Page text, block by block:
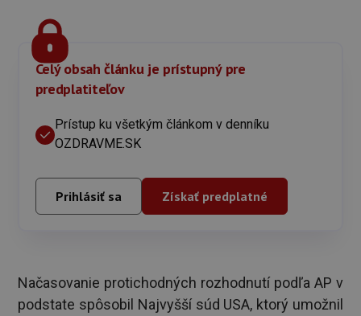
Celý obsah článku je prístupný pre
predplatiteľov
Prístup ku všetkým článkom v denníku
OZDRAVME.SK
Prihlásiť sa Získať predplatné
Načasovanie protichodných rozhodnutí podľa AP v
podstate spôsobil Najvyšší súd USA, ktorý umožnil